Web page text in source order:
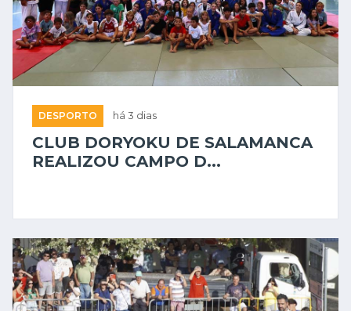
DESPORTO há 3 dias
CLUB DORYOKU DE SALAMANCA
REALIZOU CAMPO D...